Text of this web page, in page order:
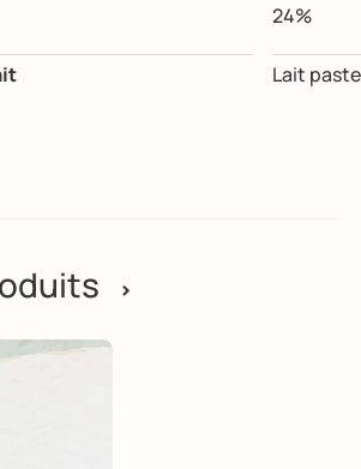
24%
Lait
>